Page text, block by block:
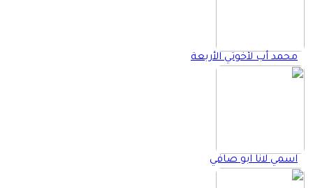
محمد أب لأخوتي الأربعة
اسمي لانا ابو صافي